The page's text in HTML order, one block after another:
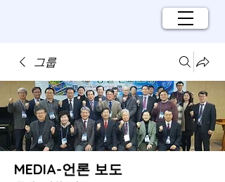
그룹
MEDIA-언론 보도